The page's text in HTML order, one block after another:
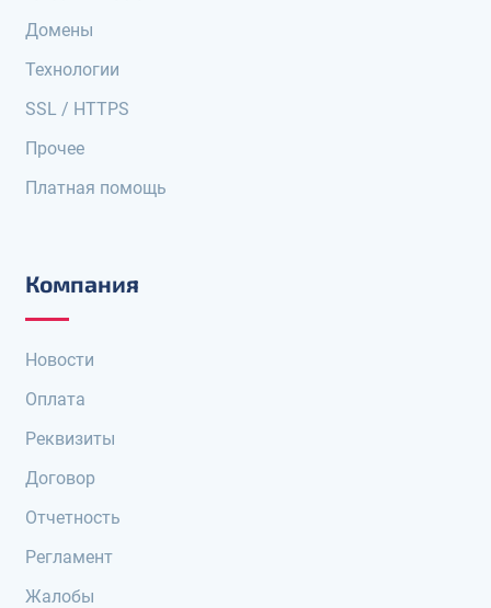
Домены
Технологии
SSL / HTTPS
Прочее
Платная помощь
Компания
Новости
Оплата
Реквизиты
Договор
Отчетность
Регламент
Жалобы